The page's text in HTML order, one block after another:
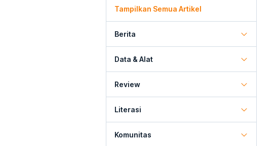
Tampilkan Semua Artikel
Berita
Data & Alat
Review
Literasi
Komunitas